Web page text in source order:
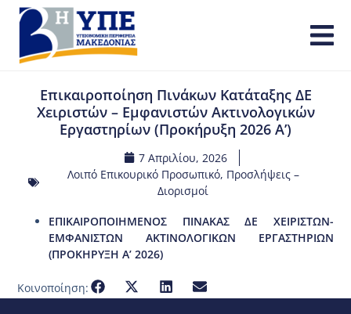
Επικαιροποίηση Πινάκων Κατάταξης ΔΕ
Χειριστών – Εμφανιστών Ακτινολογικών
Εργαστηρίων (Προκήρυξη 2026 Α’)
7 Απριλίου, 2026
Λοιπό Επικουρικό Προσωπικό, Προσλήψεις –
Διορισμοί
ΕΠΙΚΑΙΡΟΠΟΙΗΜΕΝΟΣ ΠΙΝΑΚΑΣ ΔΕ ΧΕΙΡΙΣΤΩΝ-
ΕΜΦΑΝΙΣΤΩΝ ΑΚΤΙΝΟΛΟΓΙΚΩΝ ΕΡΓΑΣΤΗΡΙΩΝ
(ΠΡΟΚΗΡΥΞΗ Α’ 2026)
Κοινοποίηση: